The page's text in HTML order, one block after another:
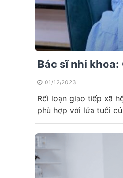
Bác sĩ nhi
01/12/2023
Rối loạn giao tiếp xã
phù hợp với lứa tuổi